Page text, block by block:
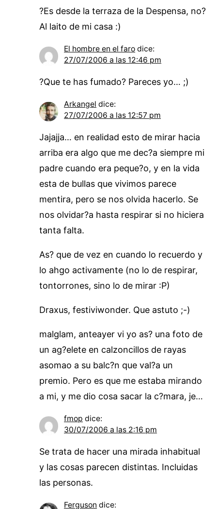
?Es desde la terraza de la Despensa, no?
Al laito de mi casa :)
El hombre en el faro dice:
27/07/2006 a las 12:46 pm
?Que te has fumado? Pareces yo… ;)
Arkangel dice:
27/07/2006 a las 12:57 pm
Jajajja… en realidad esto de mirar hacia
arriba era algo que me dec?a siempre mi
padre cuando era peque?o, y en la vida
esta de bullas que vivimos parece
mentira, pero se nos olvida hacerlo. Se
nos olvidar?a hasta respirar si no hiciera
tanta falta.
As? que de vez en cuando lo recuerdo y
lo ahgo activamente (no lo de respirar,
tontorrones, sino lo de mirar :P)
Draxus, festiviwonder. Que astuto ;-)
malglam, anteayer vi yo as? una foto de
un ag?elete en calzoncillos de rayas
asomao a su balc?n que val?a un
premio. Pero es que me estaba mirando
a mi, y me dio cosa sacar la c?mara, je…
fmop dice:
30/07/2006 a las 2:16 pm
Se trata de hacer una mirada inhabitual
y las cosas parecen distintas. Incluidas
las personas.
Ferguson dice: